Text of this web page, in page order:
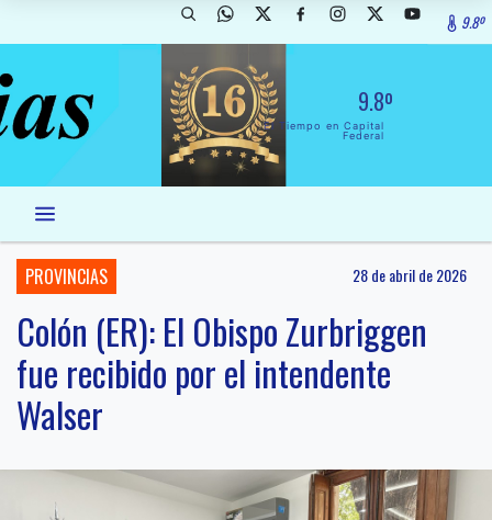
9.8º
9.8º
El Tiempo en Capital
Federal
PROVINCIAS 28 de abril de 2026
Colón (ER): El Obispo Zurbriggen
fue recibido por el intendente
Walser